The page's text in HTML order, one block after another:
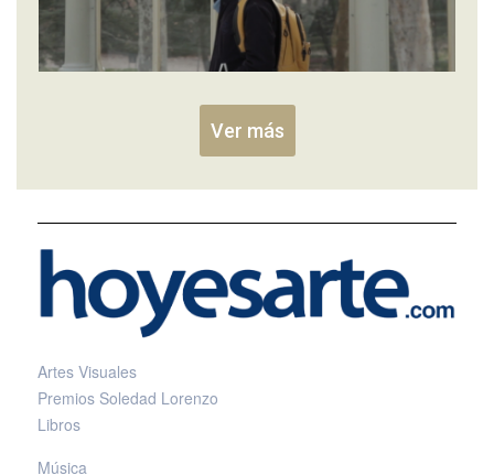
Ver más
Artes Visuales
Premios Soledad Lorenzo
Libros
Música